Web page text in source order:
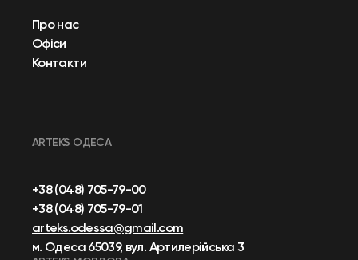
Про нас
Офіси
Контакти
ARTEKS ОДЕСА
+38 (048) 705-79-00
+38 (048) 705-79-01
arteks.odessa@gmail.com
м. Одеса 65039, вул. Артилерійська 3